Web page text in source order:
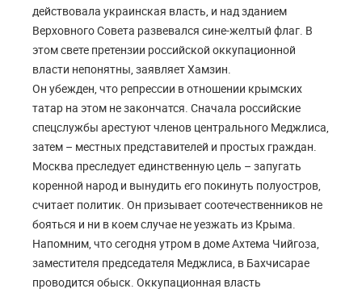
действовала украинская власть, и над зданием
Верховного Совета развевался сине-желтый флаг. В
этом свете претензии российской оккупационной
власти непонятны, заявляет Хамзин.
Он убежден, что репрессии в отношении крымских
татар на этом не закончатся. Сначала российские
спецслужбы арестуют членов центрального Меджлиса,
затем – местных представителей и простых граждан.
Москва преследует единственную цель – запугать
коренной народ и вынудить его покинуть полуостров,
считает политик. Он призывает соотечественников не
бояться и ни в коем случае не уезжать из Крыма.
Напомним, что сегодня утром в доме Ахтема Чийгоза,
заместителя председателя Меджлиса, в Бахчисарае
проводится обыск. Оккупационная власть